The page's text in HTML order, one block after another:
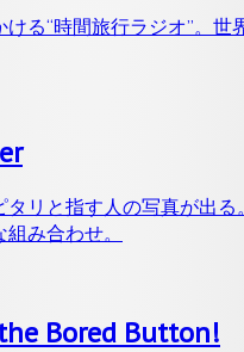
る“時間旅行ラジオ”。世
タリと指す人の写真が出る
み合わせ。
Bored Button!